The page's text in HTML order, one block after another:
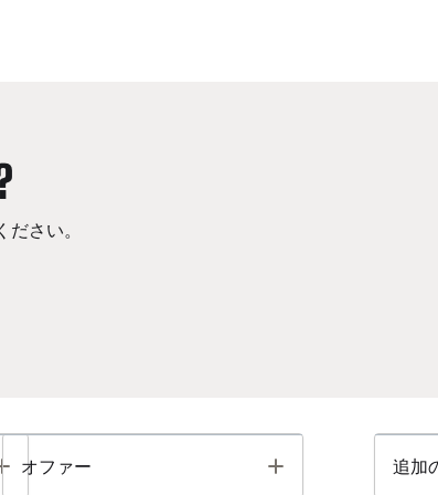
さい。
Toggle
オファー Toggle 追加